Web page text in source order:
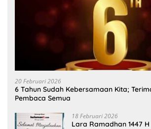
20 Februari 2026
6 Tahun Sudah Kebersamaan Kita;
Pembaca Semua
18 Februari 2026
Lara Ramadhan 1447 H